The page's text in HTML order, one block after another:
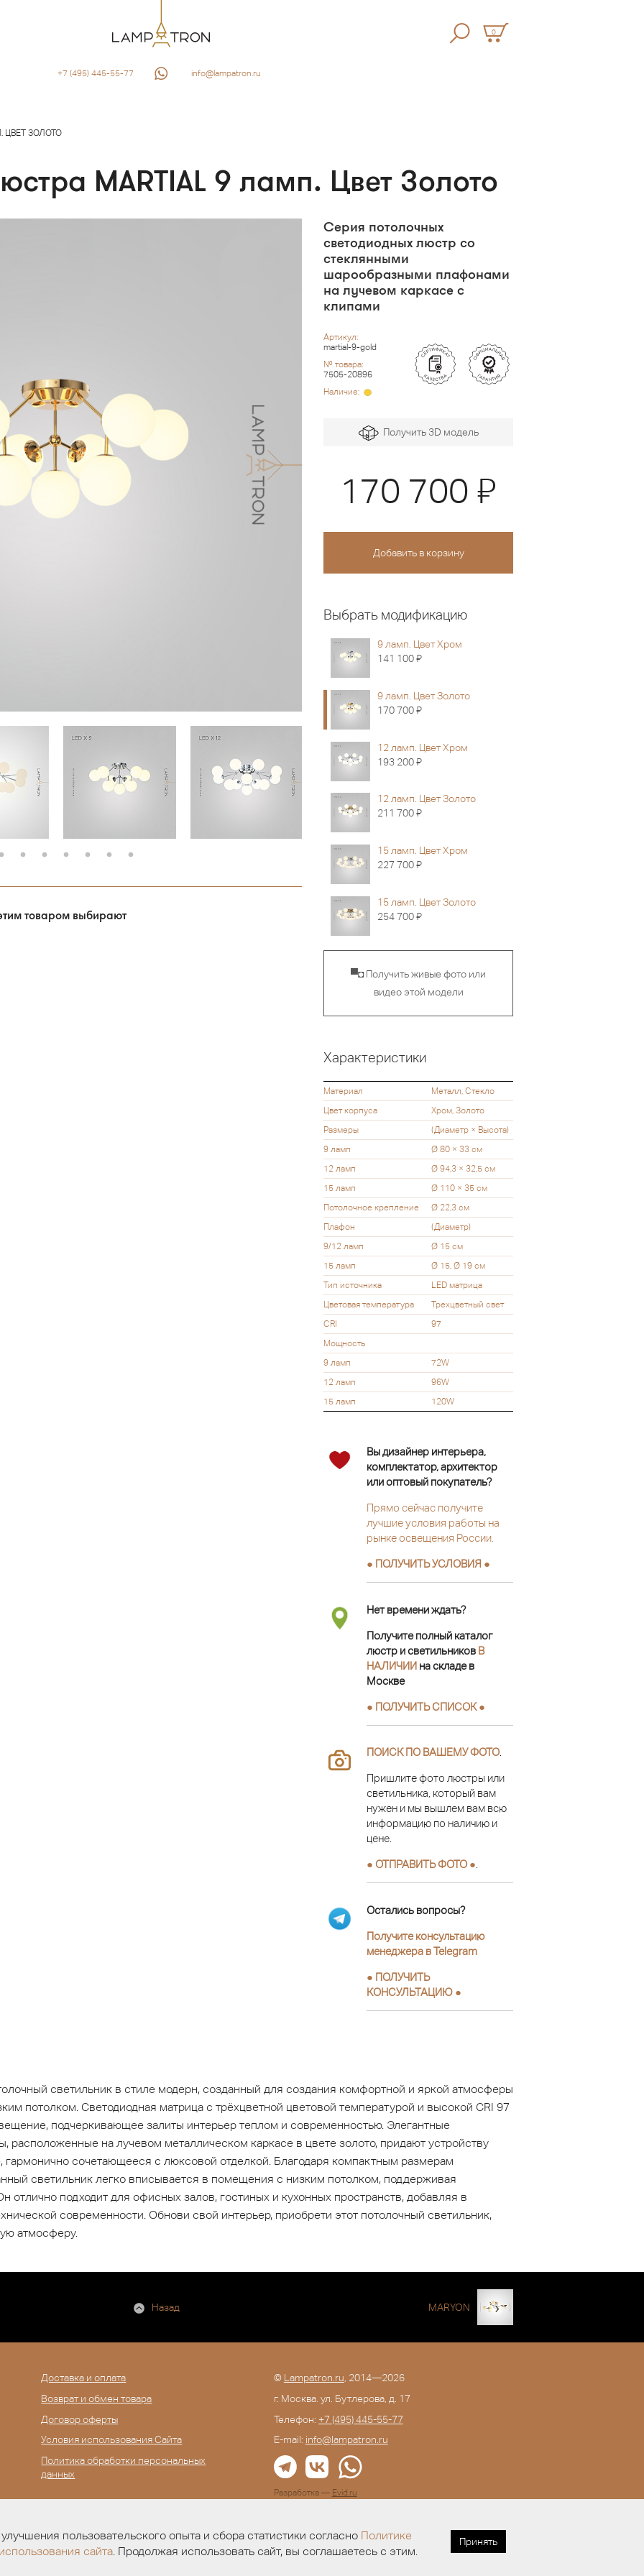
пользовательского опыта и сбора статистики согласно Политике
сайта. Продолжая использовать сайт, вы соглашаетесь с этим.
Принять
0
+7 (495) 445-55-77 info@lampatron.ru
ЗОЛОТО
MARTIAL 9 ламп. Цвет Золото
товаром выбирают
Серия потолочных
светодиодных люстр со
стеклянными
шарообразными плафонами
на лучевом каркасе с
клипами
Артикул:
martial-9-gold
№ товара:
7505-20896
Наличие:
Получить 3D модель
170 700 Я
Выбрать модификацию
9 ламп. Цвет Хром
141 100Я
9 ламп. Цвет Золото
170 700Я
12 ламп. Цвет Хром
193 200Я
12 ламп. Цвет Золото
211 700Я
15 ламп. Цвет Хром
227 700Я
15 ламп. Цвет Золото
254 700Я
▀◘ Получить живые фото или
видео этой модели
Характеристики
Материал
Металл, Стекло
Цвет корпуса
Хром, Золото
Размеры
(Диаметр × Высота)
9 ламп
Ø 80 × 33 см
12 ламп
Ø 94,3 × 32,5 см
15 ламп
Ø 110 × 35 см
Потолочное крепление
Ø 22,3 см
Плафон
(Диаметр)
9/12 ламп
Ø 15 см
15 ламп
Ø 15, Ø 19 см
Тип источника
LED матрица
Цветовая температура
Трехцветный свет
CRI
97
Мощность
9 ламп
72W
12 ламп
96W
15 ламп
120W
Вы дизайнер интерьера,
комплектатор, архитектор
или оптовый покупатель?
Прямо сейчас получите
лучшие условия работы на
рынке освещения России.
● ПОЛУЧИТЬ УСЛОВИЯ ●
Нет времени ждать?
Получите полный каталог
люстр и светильников В
НАЛИЧИИ на складе в
Москве
● ПОЛУЧИТЬ СПИСОК ●
ПОИСК ПО ВАШЕМУ ФОТО
Пришлите фото люстры или
светильника, который вам
нужен и мы вышлем вам всю
информацию по наличию и
цене.
● ОТПРАВИТЬ ФОТО ●
Остались вопросы?
Получите консультацию
менеджера в Telegram
● ПОЛУЧИТЬ
КОНСУЛЬТАЦИЮ ●
светильник в стиле модерн, созданный для создания комфортной и яркой атмосферы
потолком. Светодиодная матрица с трёхцветной цветовой температурой и высокой CRI 97
подчеркивающее залиты интерьер теплом и современностью. Элегантные
на лучевом металлическом каркасе в цвете золото, придают устройству
сочетающееся с люксовой отделкой. Благодаря компактным размерам
светильник легко вписывается в помещения с низким потолком, поддерживая
подходит для офисных залов, гостиных и кухонных пространств, добавляя в
современности. Обнови свой интерьер, приобрети этот потолочный светильник,
атмосферу.
Назад MARYON
Доставка и оплата
Возврат и обмен товара
Договор оферты
Условия использования Сайта
Политика обработки персональных
данных
© Lampatron.ru , 2014—2026
г. Москва. ул. Бутлерова, д. 17
Телефон: +7 (495) 445-55-77
E-mail: info@lampatron.ru
Разработка — Evid.ru